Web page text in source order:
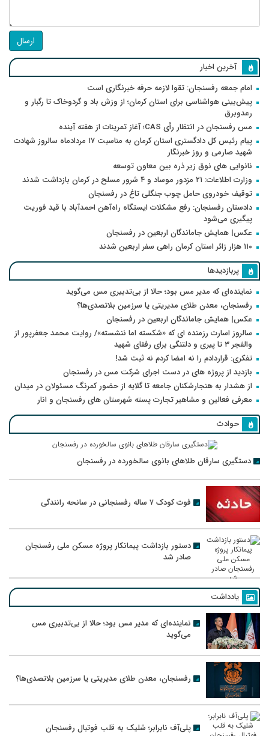
ارسال
آخرین اخبار
امام جمعه رفسنجان: تقوا لازمه حرفه خبرنگاری است
پیش‌بینی هواشناسی برای استان کرمان؛ از وزش باد و گردوخاک تا رگبار و
رعدوبرق
مس رفسنجان در انتظار رأی CAS؛ آغاز تمرینات از هفته آینده
پیام رئیس کل دادگستری استان کرمان به مناسبت ۱۷ مردادماه سالروز شهادت
شهید صارمی و روز خبرنگار
نانوایی های نوق زیر ذره بین معاون توسعه
وزارت اطلاعات: ۲۱ مزدور موساد و ۴ شرور مسلح در کرمان بازداشت شدند
توقیف خودروی حامل چوب جنگلی تاغ در رفسنجان
دادستان رفسنجان: رفع مشکلات ایستگاه راه‌آهن احمدآباد با قید فوریت
پیگیری می‌شود
عکس| همایش جاماندگان اربعین در رفسنجان
۱۱۰ هزار زائر استان کرمان راهی سفر اربعین شدند
پربازدیدها
نماینده‌ای که مدیر مس بود؛ حالا از بی‌تدبیری مس می‌گوید
رفسنجان، معدن طلای مدیریتی یا سرزمین بلاتصدی‌ها؟
عکس| همایش جاماندگان اربعین در رفسنجان
سالروز اسارت رزمنده ای که «شکسته اما ننشسته»/ روایت محمد جعفرپور از
والفجر ۳ تا پیری و دلتنگی برای رفقای شهید
تفکری: قراردادم را نه امضا کردم نه ثبت شد!
بازدید از پروژه های در دست اجرای شرکت مس در رفسنجان
از هشدار به هنجارشکنان جامعه تا گلایه از حضور کمرنگ مسئولان در میدان
معرفی فعالین و مشاهیر تجارت پسته شهرستان های رفسنجان و انار
حوادث
دستگیری سارقان طلاهای بانوی سالخورده در رفسنجان
فوت کودک ۷ ساله رفسنجانی در سانحه رانندگی
دستور بازداشت پیمانکار پروژه مسکن ملی رفسنجان
صادر شد
یادداشت
نماینده‌ای که مدیر مس بود؛ حالا از بی‌تدبیری مس
می‌گوید
رفسنجان، معدن طلای مدیریتی یا سرزمین بلاتصدی‌ها؟
پلی‌آف نابرابر؛ شلیک به قلب فوتبال رفسنجان